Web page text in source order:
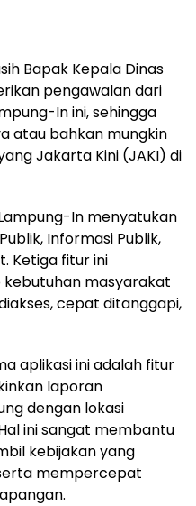
Bapak Kepala Dinas
pengawalan dari
In ini, sehingga
atau bahkan mungkin
Jakarta Kini (JAKI) di
In menyatukan
Informasi Publik,
Ketiga fitur ini
masyarakat
cepat ditanggapi,
aplikasi ini adalah fitur
laporan
dengan lokasi
ini sangat membantu
kebijakan yang
mempercepat